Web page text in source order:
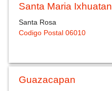
Santa Maria Ixhuatan
Santa Rosa
Codigo Postal 06010
Guazacapan